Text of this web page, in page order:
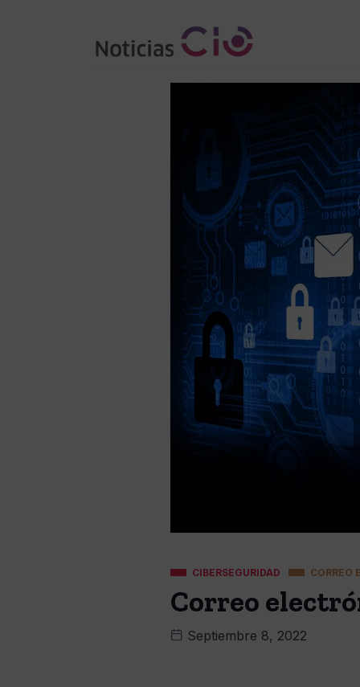
CIBERSEGURIDAD CORREO
Correo
Septiembre 8, 2022